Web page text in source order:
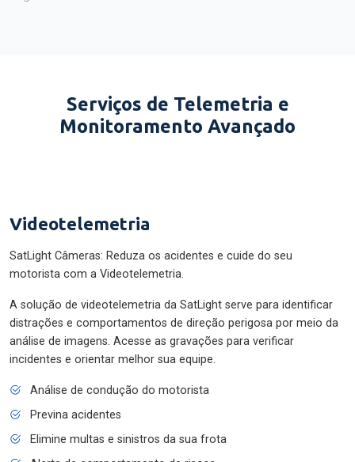
Serviços de Telemetria e
Monitoramento Avançado
Videotelemetria
SatLight Câmeras: Reduza os acidentes e cuide do seu
motorista com a Videotelemetria.
A solução de videotelemetria da SatLight serve para identificar
distrações e comportamentos de direção perigosa por meio da
análise de imagens. Acesse as gravações para verificar
incidentes e orientar melhor sua equipe.
Análise de condução do motorista
Previna acidentes
Elimine multas e sinistros da sua frota